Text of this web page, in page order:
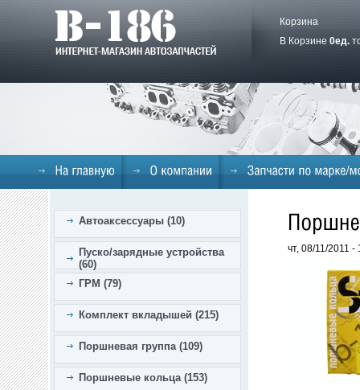
Корзина
В Корзине 0ед.
Автоаксессуары (10)
Пуско/зарядные устройства
(60)
ГРМ (79)
Комплект вкладышей (215)
Поршневая группа (109)
Поршневые кольца (153)
чт, 08/11/2011